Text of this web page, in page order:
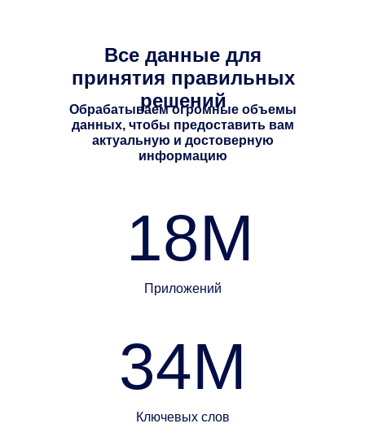
Все данные для
принятия правильных
решений
Обрабатываем огромные объемы
данных, чтобы предоставить вам
актуальную и достоверную
информацию
18M
34M
Приложений
Ключевых слов